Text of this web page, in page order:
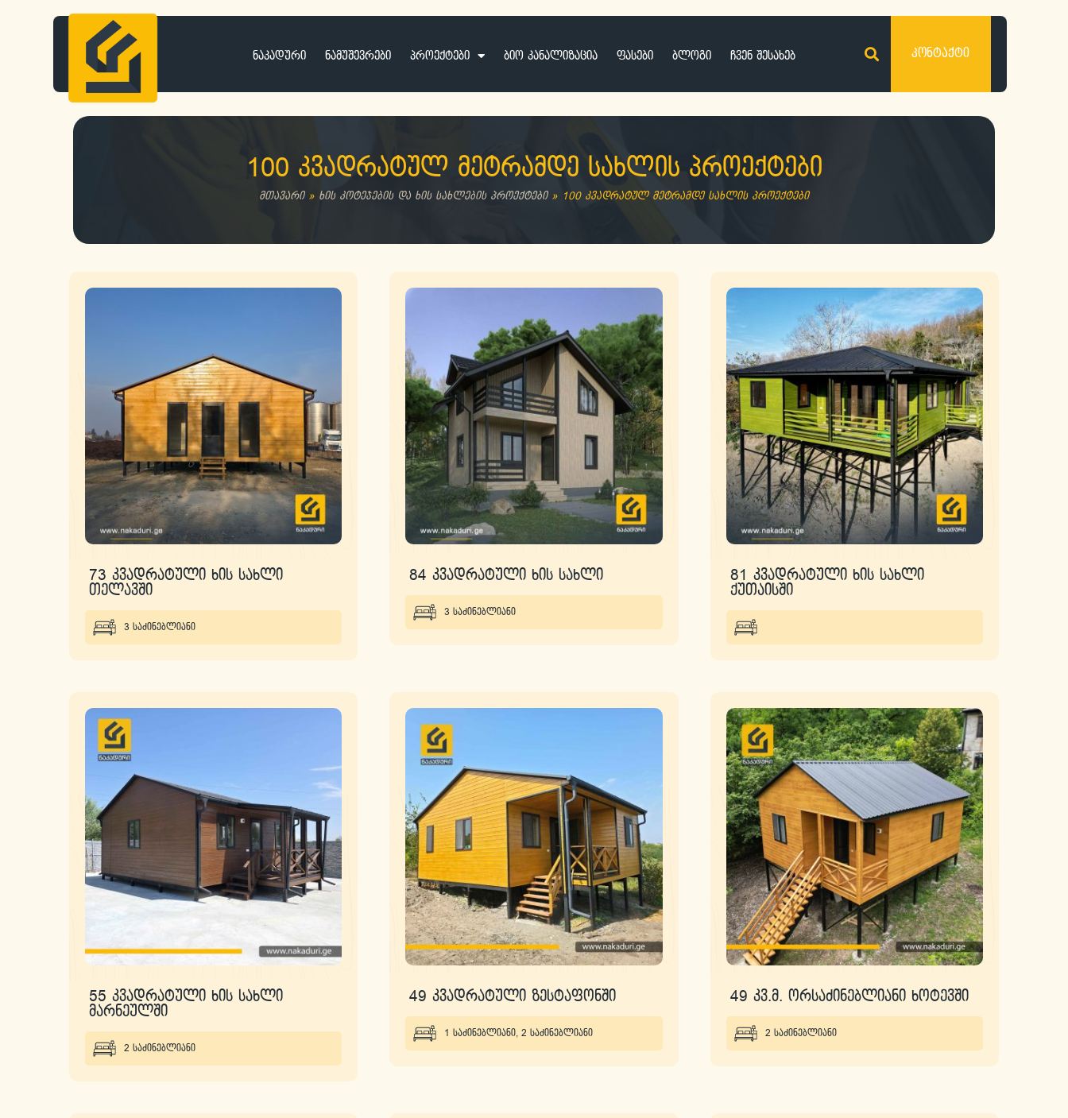
ნაკადური ნამუშევრები პროექტები ბიო კანალიზაცია ფასები ბლოგი ჩვენ შესახებ კონტაქტი
100 კვადრატულ მეტრამდე სახლის პროექტები
მთავარი» ხის კოტეჯების და ხის სახლების პროექტები» 100 კვადრატულ მეტრამდე სახლის პროექტები
73 კვადრატული ხის სახლი
თელავში
3 საძინებლიანი
84 კვადრატული ხის სახლი
3 საძინებლიანი
81 კვადრატული ხის სახლი
ქუთაისში
55 კვადრატული ხის სახლი
მარნეულში
2 საძინებლიანი
49 კვადრატული ზესტაფონში
1 საძინებლიანი,2 საძინებლიანი
49 კვ.მ. ორსაძინებლიანი ხოტევში
2 საძინებლიანი